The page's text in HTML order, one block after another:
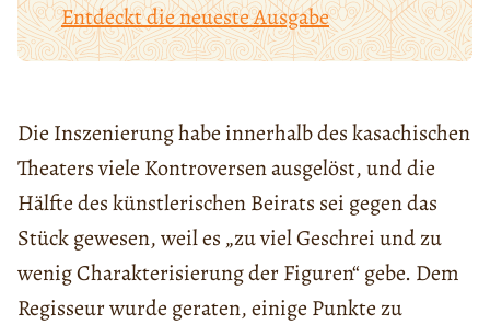
Entdeckt die neueste Ausgabe
Die Inszenierung habe innerhalb des kasachischen
Theaters viele Kontroversen ausgelöst, und die
Hälfte des künstlerischen Beirats sei gegen das
Stück gewesen, weil es „zu viel Geschrei und zu
wenig Charakterisierung der Figuren“ gebe. Dem
Regisseur wurde geraten, einige Punkte zu